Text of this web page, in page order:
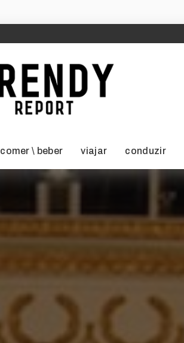
comer \ beber viajar conduzir